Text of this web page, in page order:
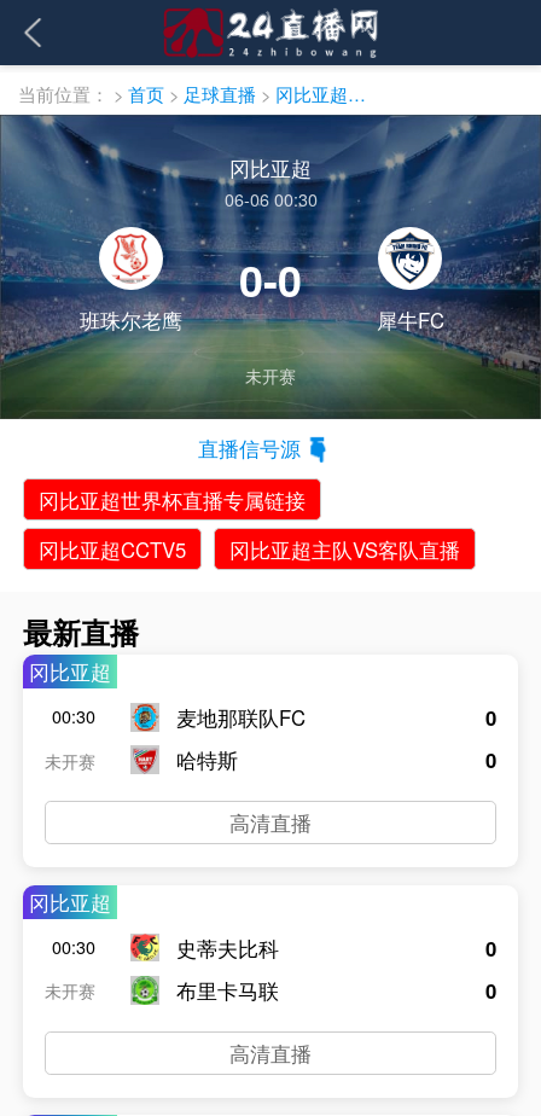
当前位置： > 首页 > 足球直播 > 冈比亚超直播
冈比亚超
06-06 00:30
班珠尔老鹰
0-0
犀牛FC
未开赛
直播信号源
冈比亚超世界杯直播专属链接
冈比亚超CCTV5
冈比亚超主队VS客队直播
最新直播
冈比亚超
00:30
未开赛
麦地那联队FC
哈特斯
0
0
高清直播
冈比亚超
00:30
未开赛
史蒂夫比科
布里卡马联
0
0
高清直播